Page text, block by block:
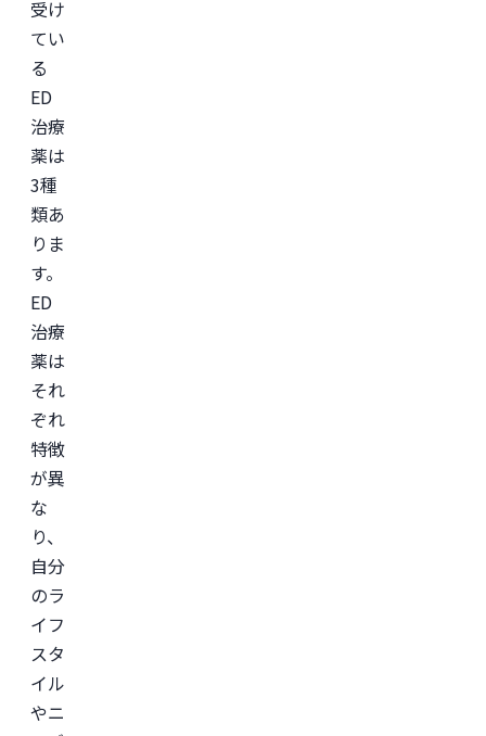
受け
てい
る
ED
治療
薬は
3種
類あ
りま
す。
ED
治療
薬は
それ
ぞれ
特徴
が異
な
り、
自分
のラ
イフ
スタ
イル
やニ